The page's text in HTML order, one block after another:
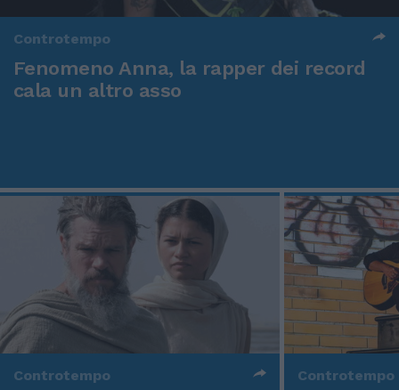
Controtempo
Fenomeno Anna, la rapper dei record
cala un altro asso
Controtempo Controtempo